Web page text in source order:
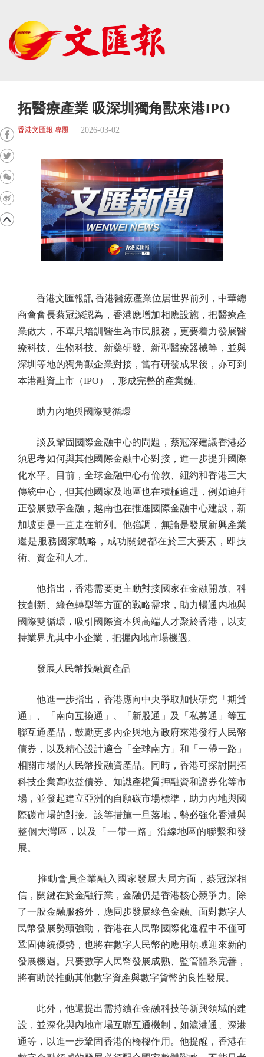
拓醫療產業 吸深圳獨角獸來港IPO
香港文匯報 專題 2026-03-02
香港文匯報訊 香港醫療產業位居世界前列，中華總
商會會長蔡冠深認為，香港應增加相應設施，把醫療產
業做大，不單只培訓醫生為市民服務，更要着力發展醫
療科技、生物科技、新藥研發、新型醫療器械等，並與
深圳等地的獨角獸企業對接，當有研發成果後，亦可到
本港融資上市（IPO），形成完整的產業鏈。
助力內地與國際雙循環
談及鞏固國際金融中心的問題，蔡冠深建議香港必
須思考如何與其他國際金融中心對接，進一步提升國際
化水平。目前，全球金融中心有倫敦、紐約和香港三大
傳統中心，但其他國家及地區也在積極追趕，例如迪拜
正發展數字金融，越南也在推進國際金融中心建設，新
加坡更是一直走在前列。他強調，無論是發展新興產業
還是服務國家戰略，成功關鍵都在於三大要素，即技
術、資金和人才。
他指出，香港需要更主動對接國家在金融開放、科
技創新、綠色轉型等方面的戰略需求，助力暢通內地與
國際雙循環，吸引國際資本與高端人才聚於香港，以支
持業界尤其中小企業，把握內地市場機遇。
發展人民幣投融資產品
他進一步指出，香港應向中央爭取加快研究「期貨
通」、「南向互換通」、「新股通」及「私募通」等互
聯互通產品，鼓勵更多內企與地方政府來港發行人民幣
債券，以及精心設計適合「全球南方」和「一帶一路」
相關市場的人民幣投融資產品。同時，香港可探討開拓
科技企業高收益債券、知識產權質押融資和證券化等市
場，並發起建立亞洲的自願碳市場標準，助力內地與國
際碳市場的對接。該等措施一旦落地，勢必強化香港與
整個大灣區，以及「一帶一路」沿線地區的聯繫和發
展。
推動會員企業融入國家發展大局方面，蔡冠深相
信，關鍵在於金融行業，金融仍是香港核心競爭力。除
了一般金融服務外，應同步發展綠色金融。面對數字人
民幣發展勢頭強勁，香港在人民幣國際化進程中不僅可
鞏固傳統優勢，也將在數字人民幣的應用領域迎來新的
發展機遇。只要數字人民幣發展成熟、監管體系完善，
將有助於推動其他數字資產與數字貨幣的良性發展。
此外，他還提出需持續在金融科技等新興領域的建
設，並深化與內地市場互聯互通機制，如滬港通、深港
通等，以進一步鞏固香港的橋樑作用。他提醒，香港在